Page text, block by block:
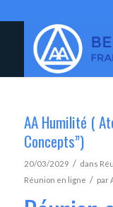
AA Humilité (
Concepts”)
20/03/2029 / dans
Réunion en ligne / par